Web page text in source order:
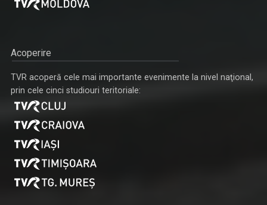
Acoperire
TVR acoperă cele mai importante evenimente la nivel naţional,
prin cele cinci studiouri teritoriale: